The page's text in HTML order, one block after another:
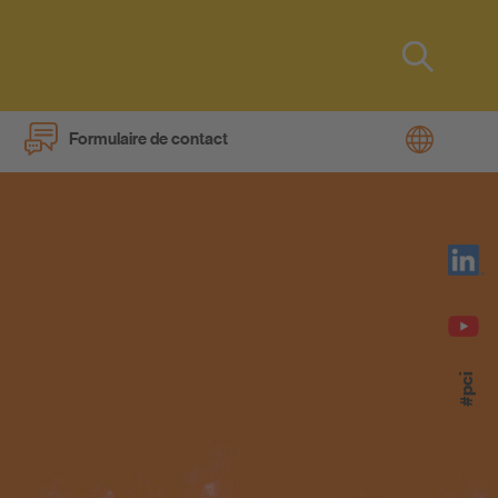
more
characters
for results.
Formulaire de contact
#pci